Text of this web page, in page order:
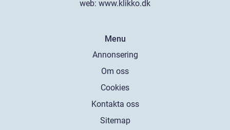
web: www.klikko.dk
Menu
Annonsering
Om oss
Cookies
Kontakta oss
Sitemap